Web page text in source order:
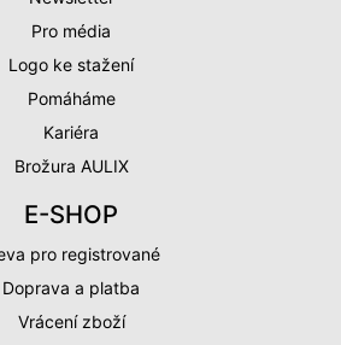
Pro média
Logo ke stažení
Pomáháme
Kariéra
Brožura AULIX
E-SHOP
pro registrované
Doprava a platba
Vrácení zboží